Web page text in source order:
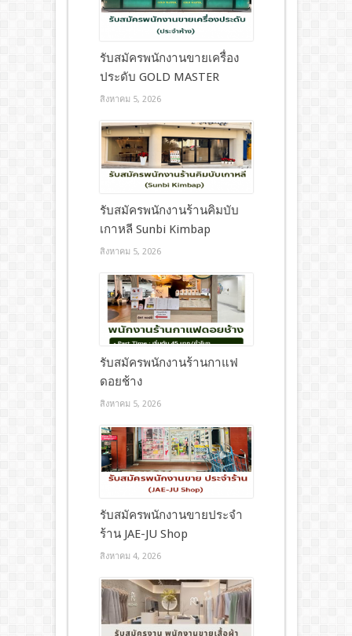
รับสมัครพนักงานขายเครื่อง
ประดับ GOLD MASTER
สิงหาคม 5, 2026
รับสมัครพนักงานร้านคิมบับ
เกาหลี Sunbi Kimbap
สิงหาคม 5, 2026
รับสมัครพนักงานร้านกาแฟ
ดอยช้าง
สิงหาคม 5, 2026
รับสมัครพนักงานขายประจำ
ร้าน JAE-JU Shop
สิงหาคม 4, 2026